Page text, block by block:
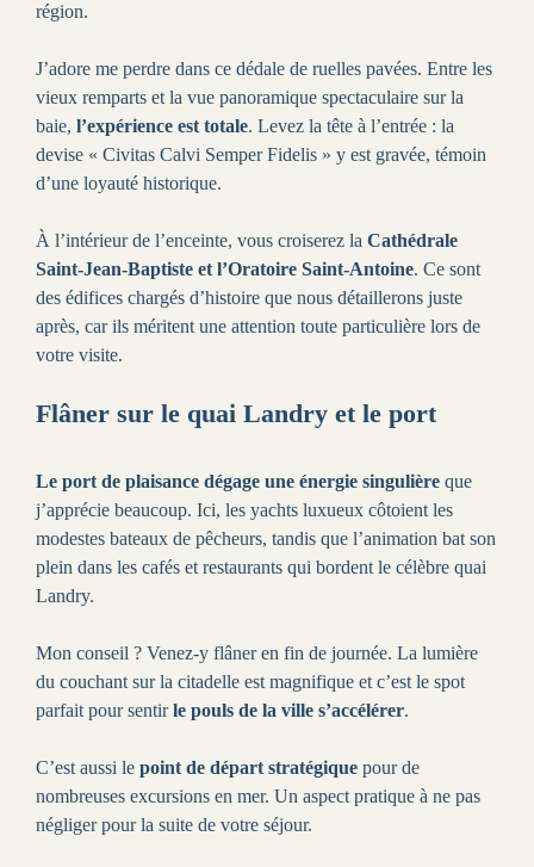
région.
J’adore me perdre dans ce dédale de ruelles pavées. Entre les
vieux remparts et la vue panoramique spectaculaire sur la
baie, l’expérience est totale. Levez la tête à l’entrée : la
devise « Civitas Calvi Semper Fidelis » y est gravée, témoin
d’une loyauté historique.
À l’intérieur de l’enceinte, vous croiserez la Cathédrale
Saint-Jean-Baptiste et l’Oratoire Saint-Antoine. Ce sont
des édifices chargés d’histoire que nous détaillerons juste
après, car ils méritent une attention toute particulière lors de
votre visite.
Flâner sur le quai Landry et le port
Le port de plaisance dégage une énergie singulière que
j’apprécie beaucoup. Ici, les yachts luxueux côtoient les
modestes bateaux de pêcheurs, tandis que l’animation bat son
plein dans les cafés et restaurants qui bordent le célèbre quai
Landry.
Mon conseil ? Venez-y flâner en fin de journée. La lumière
du couchant sur la citadelle est magnifique et c’est le spot
parfait pour sentirle pouls de la ville s’accélérer.
C’est aussi le point de départ stratégique pour de
nombreuses excursions en mer. Un aspect pratique à ne pas
négliger pour la suite de votre séjour.